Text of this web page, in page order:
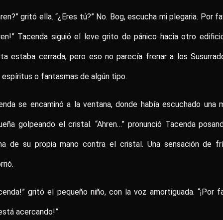
gritó ella. “¿Eres tú?” No. Bog, escucha mi plegaria. Por
Tacenda siguió el leve grito de pánico hacia otro
estaba cerrada, pero eso no parecía frenar a los
espíritus o fantasmas de algún tipo.
se encaminó a la ventana, donde había escuchado una
golpeando el cristal. “Ahren…” pronunció Tacenda
de su propia mano contra el cristal. Una sensación de
gritó el pequeño niño, con la voz amortiguada. “¡Por
acercando!”